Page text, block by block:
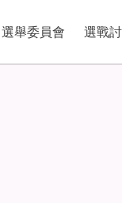
選舉委員會 選戰